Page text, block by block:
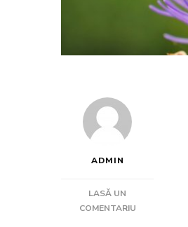
ADMIN
LASĂ UN
COMENTARIULA